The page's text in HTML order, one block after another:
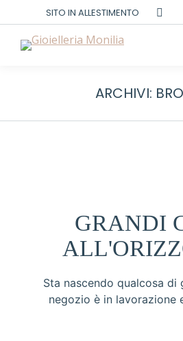
SITO IN ALLESTIMENTO
ARCHIVI:
GRANDI
Sta nascendo qualcosa di
negozio è in lavorazione